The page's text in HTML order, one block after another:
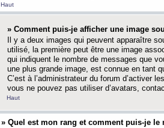
Haut
» Comment puis-je afficher une image
Il y a deux images qui peuvent apparaître
utilisé, la première peut être une image
qui indiquent le nombre de messages que
une plus grande image, est connue en tant
C’est à l’administrateur du forum d’activer
vous ne pouvez pas utiliser d’avatars,
Haut
» Quel est mon rang et comment puis-je le